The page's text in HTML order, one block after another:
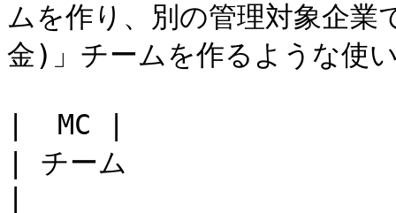
ムを作り、別の管理対象企
金)」チームを作るような使
|  MC |
| チーム